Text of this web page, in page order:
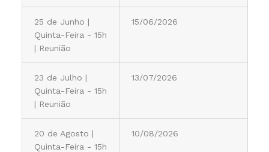
25 de Junho |
Quinta-Feira - 15h
| Reunião
15/06/2026
23 de Julho |
Quinta-Feira - 15h
| Reunião
13/07/2026
20 de Agosto |
Quinta-Feira - 15h
10/08/2026